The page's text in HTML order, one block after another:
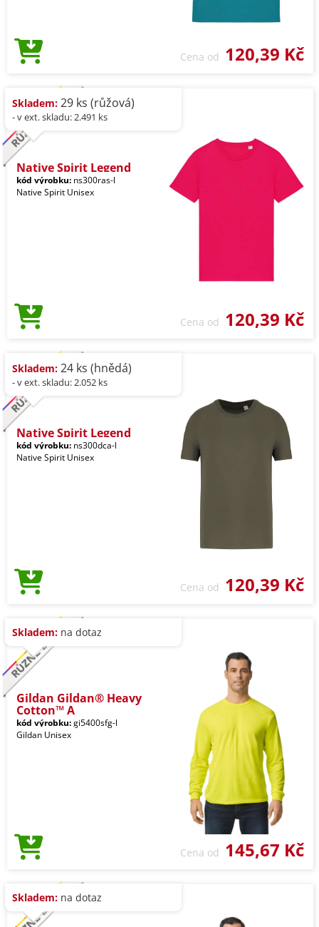
Cena od 120,39 Kč
Skladem: 29 ks (růžová)
- v ext. skladu: 2.491 ks
Native Spirit Legend
kód výrobku: ns300ras-l
Native Spirit Unisex
Cena od 120,39 Kč
Skladem: 24 ks (hnědá)
- v ext. skladu: 2.052 ks
Native Spirit Legend
kód výrobku: ns300dca-l
Native Spirit Unisex
Cena od 120,39 Kč
Skladem: na dotaz
Gildan Gildan® Heavy
Cotton™ A
kód výrobku:gi5400sfg-l
Gildan Unisex
Cena od 145,67 Kč
Skladem: na dotaz